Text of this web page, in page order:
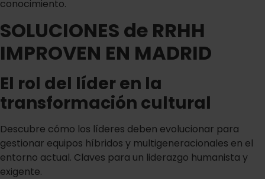
conocimiento.
SOLUCIONES de RRHH
IMPROVEN EN MADRID
El rol del líder en la
transformación cultural
Descubre cómo los líderes deben evolucionar para
gestionar equipos híbridos y multigeneracionales en el
entorno actual. Claves para un liderazgo humanista y
exigente.